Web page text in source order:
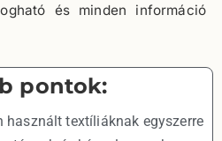
és minden információ
pontok:
használt textíliáknak egyszerre